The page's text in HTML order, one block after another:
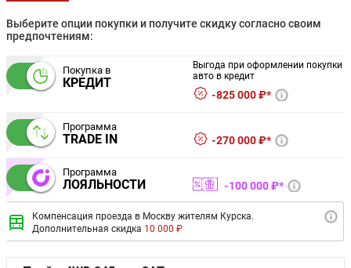
Выберите опции покупки и получите скидку согласно своим
предпочтениям:
Покупка в
КРЕДИТ
Выгода при оформлении покупки
авто в кредит
825 000 ₽*
Программа
TRADE IN 270 000 ₽*
Программа
ЛОЯЛЬНОСТИ 100 000 ₽*
Компенсация проезда в Москву жителям Курска.
Дополнительная скидка 10 000 ₽